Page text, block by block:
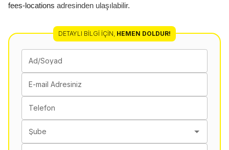
fees-locations adresinden ulaşılabilir.
DETAYLI BILGI İÇIN, HEMEN DOLDUR!
Ad/Soyad
E-mail Adresiniz
Telefon
Şube